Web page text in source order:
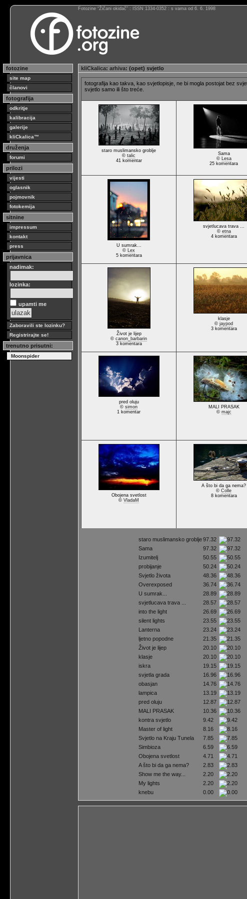
Fotozine “Žičani okidač” : ISSN 1334-0352 : s vama od 6. 6. 1998
fotozine
site map
članovi
fotografija
odkritje
kalibracija
galerije
kliCkalica™
druženja
forumi
prilozi
vijesti
oglasnik
pojmovnik
fotokemija
sitnine
impressum
kontakt
press
prijavnica
nadimak:
lozinka:
upamti me
Zaboravili ste lozinku?
Registrirajte se!
trenutno prisutni:
Moonspider
kliCkalica: arhiva: (opet) svjetlo
fotografija kao takva, kao svjetlopisje, ne bi mogla postojat bez
svjetlo samo ili što treće.
staro muslimansko groblje
©talic
41 komentar
Sama
© Lesa
25 komentara
U sumrak...
© Lex
5 komentara
svjetlucava trava ...
© etna
4 komentara
Život je lijep
©canon_barbarin
3 komentara
klasje
©jaypod
3 komentara
pred oluju
©simon
1 komentar
MALI PRASAK
© majc
Obojena svetlost
©VladaM
A što bi da ga nema?
©Colle
8 komentara
staro muslimansko groblje97.32
Sama
97.32
Izumitelj
50.55
probijanje
50.24
Svjetlo života
48.36
Overexposed
36.74
U sumrak...
28.89
svjetlucava trava ...
28.57
into the light
26.69
silent lights
23.55
Lanterna
23.24
ljetno popodne
21.35
Život je lijep
20.10
klasje
20.10
iskra
19.15
svjetla grada
16.96
obasjan
14.76
lampica
13.19
pred oluju
12.87
MALI PRASAK
10.36
kontra svjetlo
9.42
Master of light
8.16
Svjetlo na Kraju Tunela
7.85
Simbioza
6.59
Obojena svetlost
4.71
A što bi da ga nema?
2.83
Show me the way...
2.20
My lights
2.20
knebu
0.00